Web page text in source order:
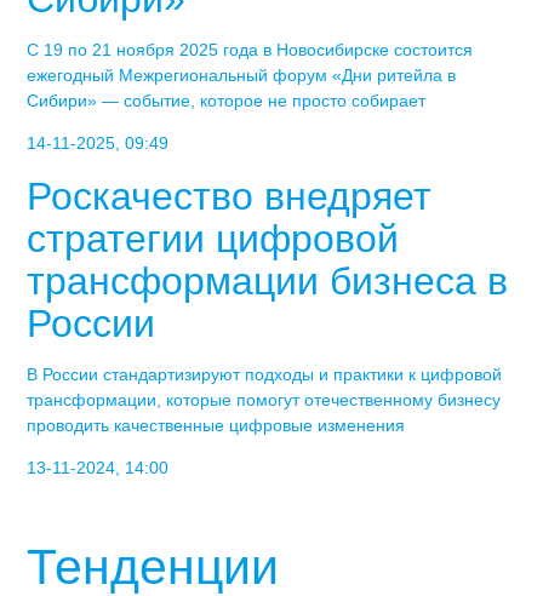
С 19 по 21 ноября 2025 года в Новосибирске состоится
ежегодный Межрегиональный форум «Дни ритейла в
Сибири» — событие, которое не просто собирает
14-11-2025, 09:49
Роскачество внедряет
стратегии цифровой
трансформации бизнеса в
России
В России стандартизируют подходы и практики к цифровой
трансформации, которые помогут отечественному бизнесу
проводить качественные цифровые изменения
13-11-2024, 14:00
Тенденции